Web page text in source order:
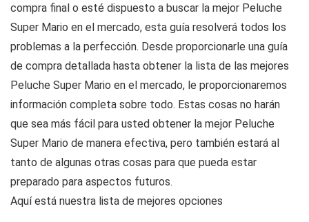
compra final o esté dispuesto a buscar la mejor Peluche
Super Mario en el mercado, esta guía resolverá todos los
problemas a la perfección. Desde proporcionarle una guía
de compra detallada hasta obtener la lista de las mejores
Peluche Super Mario en el mercado, le proporcionaremos
información completa sobre todo. Estas cosas no harán
que sea más fácil para usted obtener la mejor Peluche
Super Mario de manera efectiva, pero también estará al
tanto de algunas otras cosas para que pueda estar
preparado para aspectos futuros.
Aquí está nuestra lista de mejores opciones